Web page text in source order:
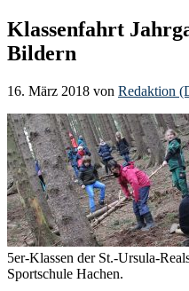
Klassenfahrt
Bildern
16. März 2018 von Redaktion
5er-Klassen der St.-Ursula-
Sportschule Hachen.